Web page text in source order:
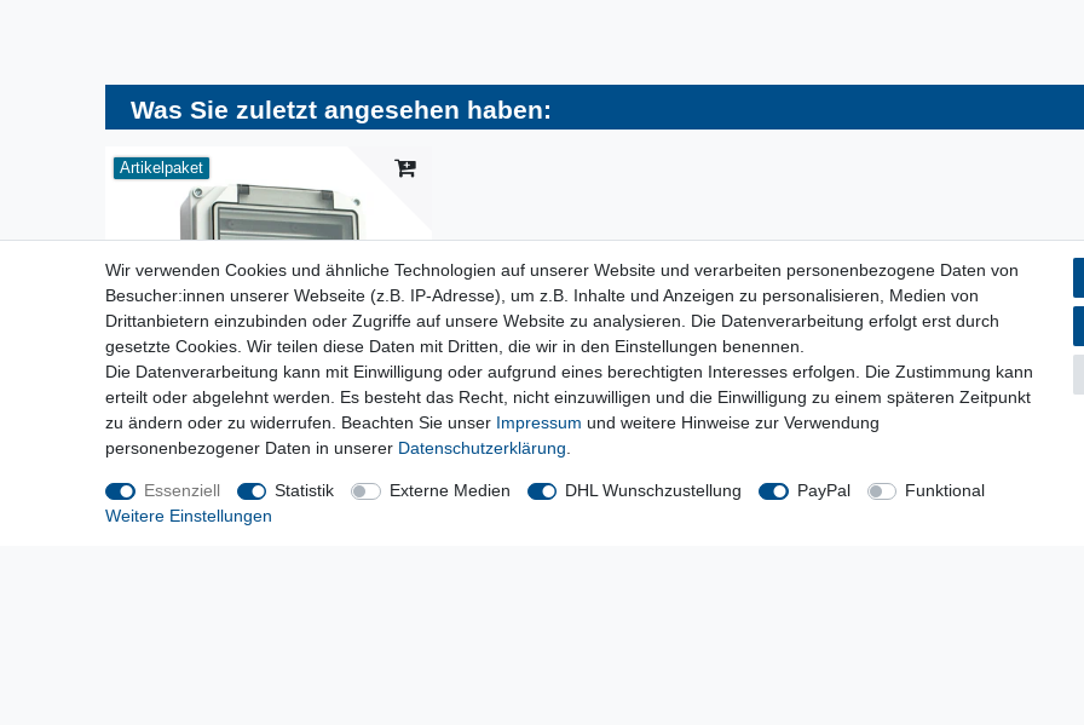
Was Sie zuletzt angesehen haben:
Artikelpaket
[Paket] Wandverteiler 2x16A CEE / 3x230V ohne
Absicherung
Wir verwenden Cookies und ähnliche Technologien auf unserer Website und verarbeiten personenbezogene Daten von
Besucher:innen unserer Webseite (z.B. IP-Adresse), um z.B. Inhalte und Anzeigen zu personalisieren, Medien von
Drittanbietern einzubinden oder Zugriffe auf unsere Website zu analysieren. Die Datenverarbeitung erfolgt erst durch
gesetzte Cookies. Wir teilen diese Daten mit Dritten, die wir in den Einstellungen benennen.
Die Datenverarbeitung kann mit Einwilligung oder aufgrund eines berechtigten Interesses erfolgen. Die Zustimmung kann
erteilt oder abgelehnt werden. Es besteht das Recht, nicht einzuwilligen und die Einwilligung zu einem späteren Zeitpunkt
zu ändern oder zu widerrufen. Beachten Sie unser Impressum und weitere Hinweise zur Verwendung
personenbezogener Daten in unserer Daten­schutz­erklärung
Essenziell Statistik Externe Medien DHL Wunschzustellung PayPal
Funktional
Weitere Einstellungen